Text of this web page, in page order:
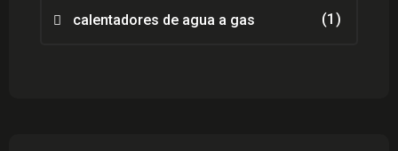
calentadores de agua a gas (1)